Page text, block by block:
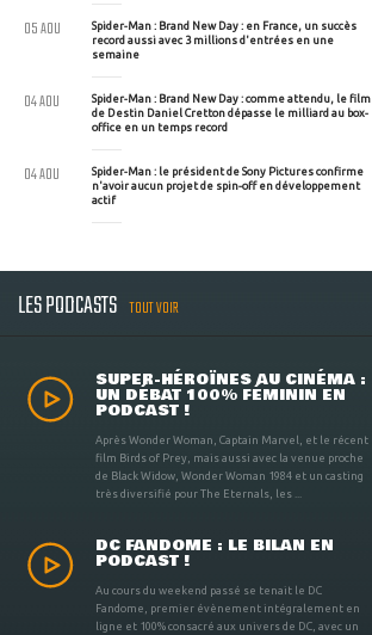
Spider-Man : Brand New Day : en France, un succès
record aussi avec 3 millions d'entrées en une
semaine
05 AOU
Spider-Man : Brand New Day : comme attendu, le film
de Destin Daniel Cretton dépasse le milliard au box-
office en un temps record
04 AOU
Spider-Man : le président de Sony Pictures confirme
n'avoir aucun projet de spin-off en développement
actif
04 AOU
LES PODCASTS TOUT VOIR
SUPER-HÉROÏNES AU CINÉMA :
UN DÉBAT 100% FÉMININ EN
PODCAST !
Après Wonder Woman, Captain Marvel, et le récent
film Birds of Prey, mais aussi avec la venue proche
de Black Widow, Wonder Woman 1984 et un casting
très diversifié pour The Eternals, les ...
DC FANDOME : LE BILAN EN
PODCAST !
Au cours du weekend passé se tenait le DC
Fandome, premier évènement intégralement en
ligne et 100% consacré aux univers de DC, avec un